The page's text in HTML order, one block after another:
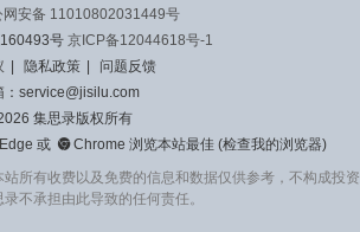
网安备 11010802031449号
号 京ICP备12044618号-1
隐私政策
问题反馈
：service@jisilu.com
集思录版权所有
Edge 或 Chrome 浏览本站最佳 (检查我的浏览器)
站所有收费以及免费的信息和数据仅供参考，不构成投
不承担由此导致的任何责任。